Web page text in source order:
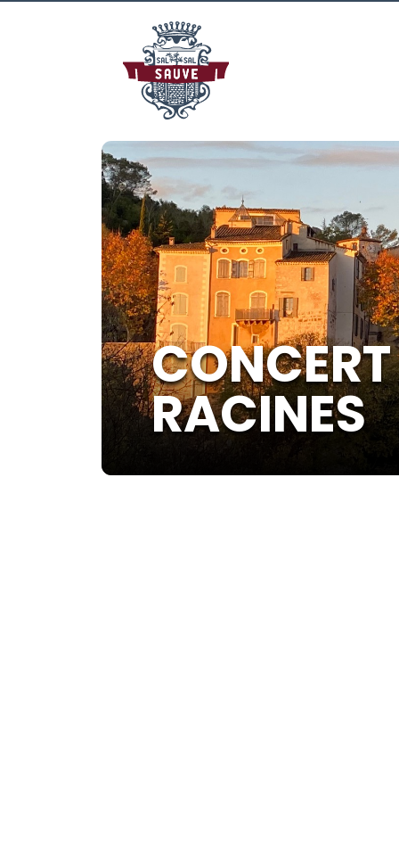
RACINES